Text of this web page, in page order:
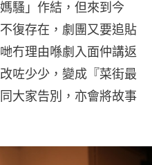
騷」作結，但來到今
復存在，劇團又要追貼
冇理由喺劇入面仲講返
咗少少，變成『菜街最
大家告別，亦會將故事